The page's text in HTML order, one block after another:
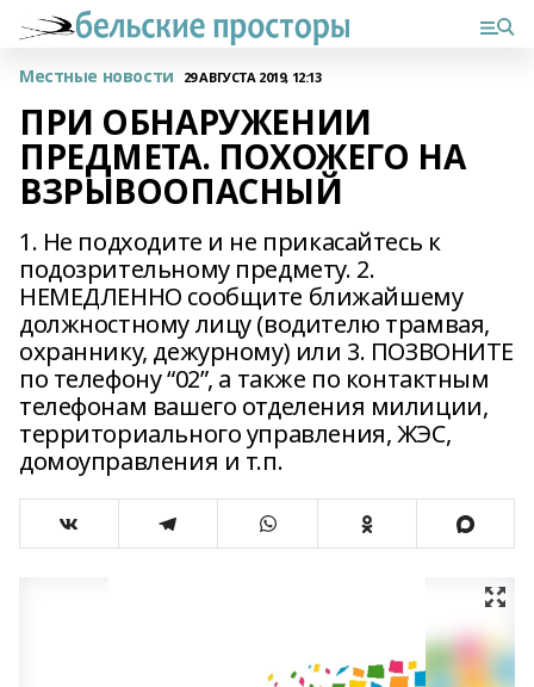
Местные новости 29 АВГУСТА 2019, 12:13
ПРИ ОБНАРУЖЕНИИ
ПРЕДМЕТА. ПОХОЖЕГО НА
ВЗРЫВООПАСНЫЙ
1. Не подходите и не прикасайтесь к
подозрительному предмету. 2.
НЕМЕДЛЕННО сообщите ближайшему
должностному лицу (водителю трамвая,
охраннику, дежурному) или 3. ПОЗВОНИТЕ
по телефону “02”, а также по контактным
телефонам вашего отделения милиции,
территориального управления, ЖЭС,
домоуправления и т.п.